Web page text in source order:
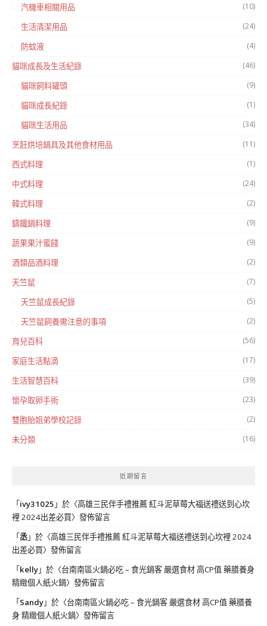
汽機車相關用品 (10)
生活清潔用品 (24)
防蚊液 (4)
貓咪成長及生活紀錄 (46)
貓咪飼料罐頭 (9)
貓咪成長紀錄 (1)
貓咪生活用品 (34)
烹飪烘培鍋具及其他食材用品 (11)
西式料理 (1)
中式料理 (24)
韓式料理 (2)
鑄鐵鍋料理 (9)
蔬果果汁蜜餞 (9)
酒類品酒料理 (2)
天竺鼠 (7)
天竺鼠成長紀錄 (5)
天竺鼠飼養需注意的事項 (2)
育兒百科 (56)
家庭生活點滴 (17)
生活智慧百科 (39)
懷孕取卵手術 (23)
雙胞胎姐弟學校記錄 (2)
未分類 (16)
近期留言
「ivy31025 」於〈高雄三民伴手禮推薦 紅斗泥草莓大福送禮送到心坎
裡 2024出差必買〉發佈留言
「丞」於〈高雄三民伴手禮推薦 紅斗泥草莓大福送禮送到心坎裡 2024
出差必買〉發佈留言
「kelly」於〈台南南區火鍋必吃 – 食光鍋客 嚴選食材 高CP值 藥膳養身
精緻個人紙火鍋〉發佈留言
「Sandy」於〈台南南區火鍋必吃 – 食光鍋客 嚴選食材 高CP值 藥膳養
身 精緻個人紙火鍋〉發佈留言